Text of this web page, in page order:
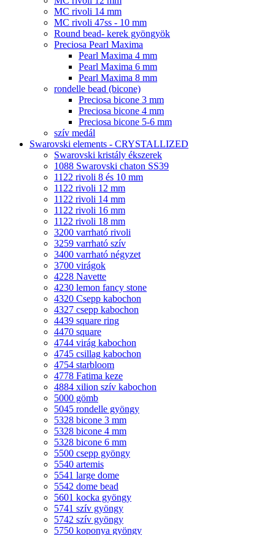
MC rivoli 14 mm
MC rivoli 47ss - 10 mm
Round bead- kerek gyöngyök
Preciosa Pearl Maxima
Pearl Maxima 4 mm
Pearl Maxima 6 mm
Pearl Maxima 8 mm
rondelle bead (bicone)
Preciosa bicone 3 mm
Preciosa bicone 4 mm
Preciosa bicone 5-6 mm
szív medál
Swarovski elements - CRYSTALLIZED
Swarovski kristály ékszerek
1088 Swarovski chaton SS39
1122 rivoli 8 és 10 mm
1122 rivoli 12 mm
1122 rivoli 14 mm
1122 rivoli 16 mm
1122 rivoli 18 mm
3200 varrható rivoli
3259 varrható szív
3400 varrható négyzet
3700 virágok
4228 Navette
4230 lemon fancy stone
4320 Csepp kabochon
4327 csepp kabochon
4439 square ring
4470 square
4744 virág kabochon
4745 csillag kabochon
4754 starbloom
4778 Fatima keze
4884 xilion szív kabochon
5000 gömb
5045 rondelle gyöngy
5328 bicone 3 mm
5328 bicone 4 mm
5328 bicone 6 mm
5500 csepp gyöngy
5540 artemis
5541 large dome
5542 dome bead
5601 kocka gyöngy
5741 szív gyöngy
5742 szív gyöngy
5750 koponya gyöngy